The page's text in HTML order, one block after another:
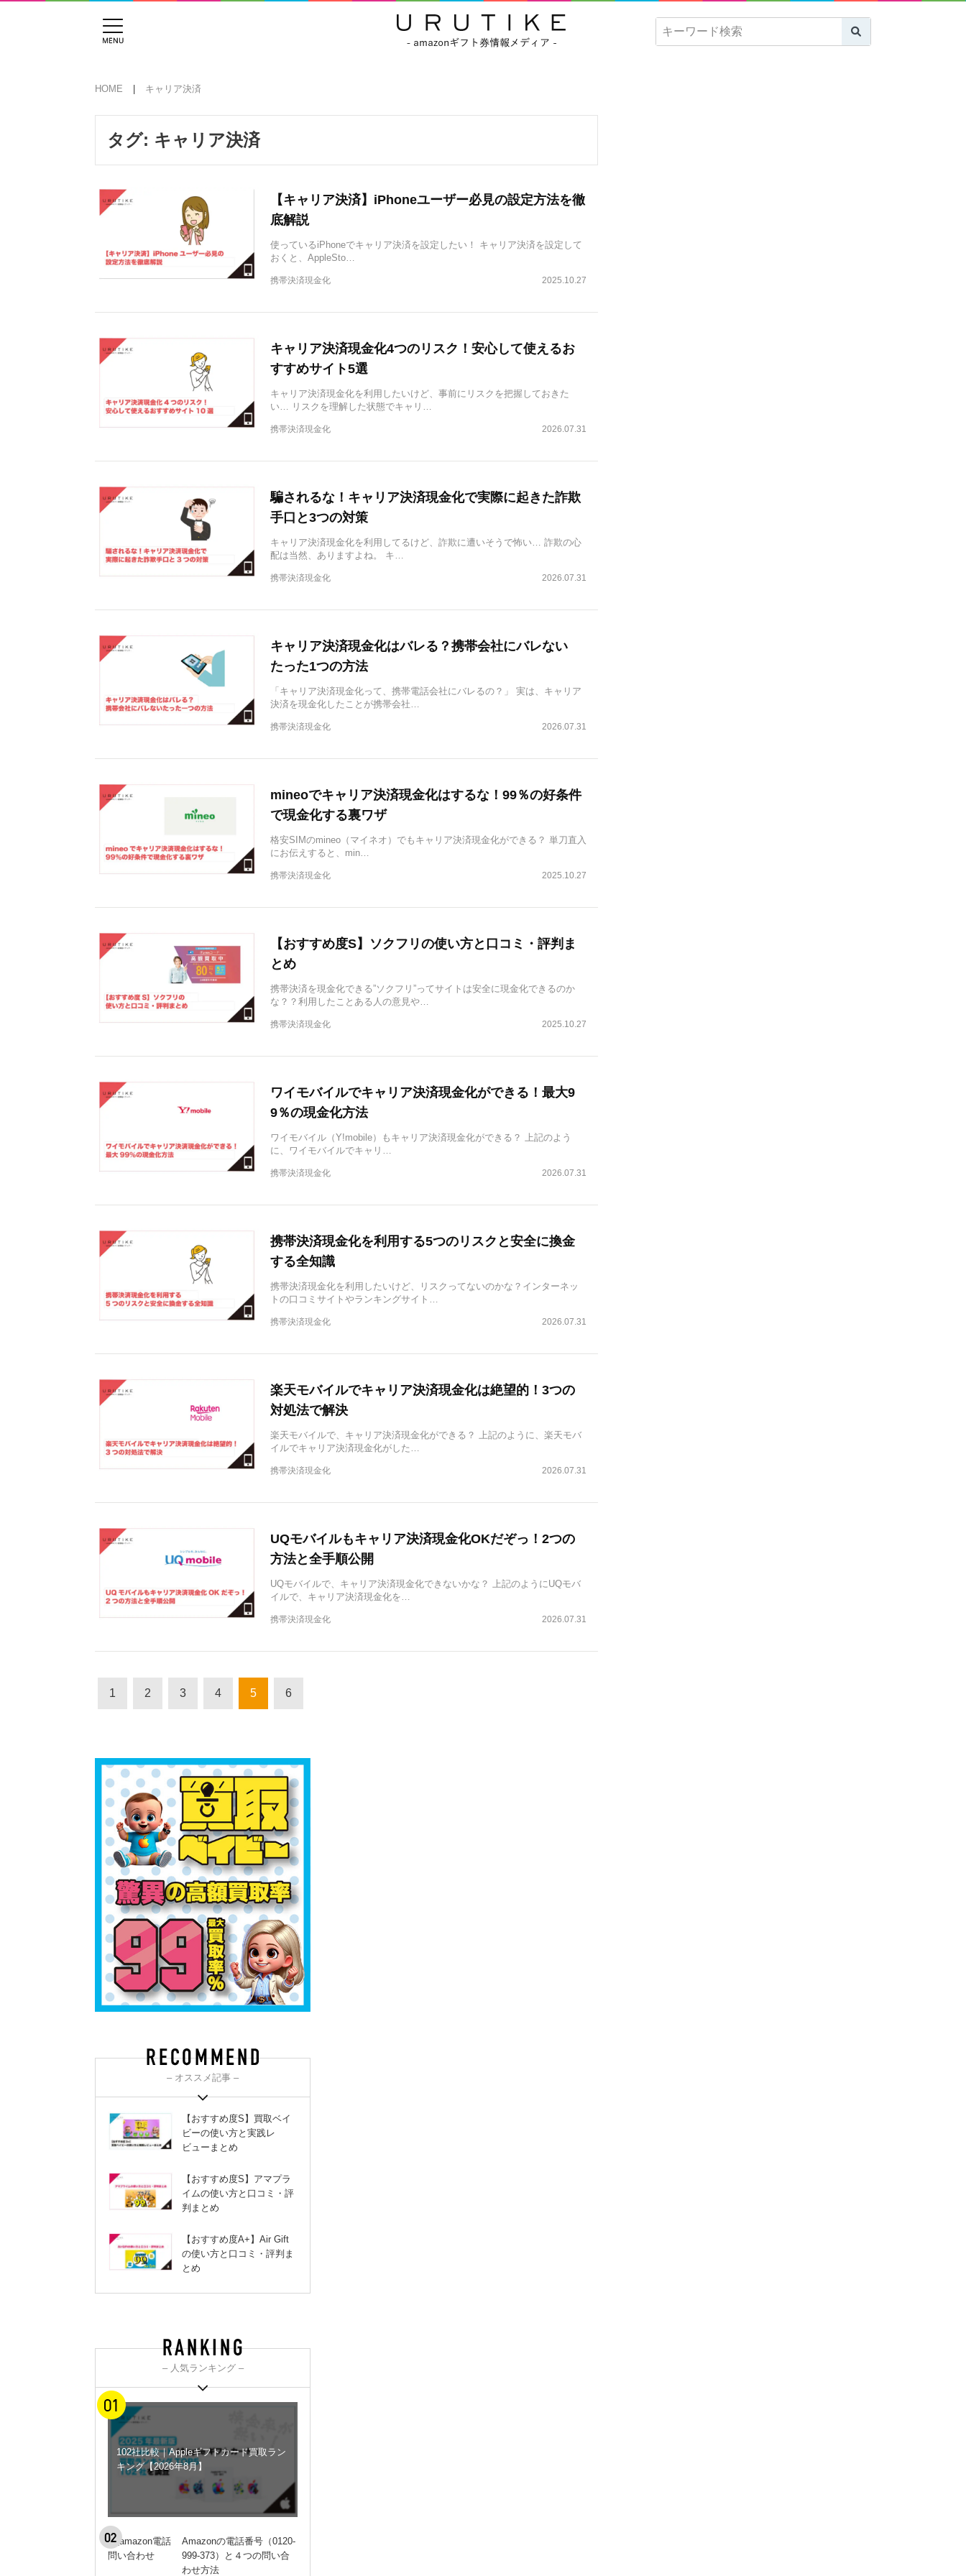
HOME キャリア決済
タグ: キャリア決済
【キャリア決済】iPhoneユーザー必見の設定方法を徹
底解説
使っているiPhoneでキャリア決済を設定したい！ キャリア決済を設定して
おくと、AppleSto…
2025.10.27
携帯決済現金化
キャリア決済現金化4つのリスク！安心して使えるお
すすめサイト5選
キャリア決済現金化を利用したいけど、事前にリスクを把握しておきた
い… リスクを理解した状態でキャリ…
2026.07.31
携帯決済現金化
騙されるな！キャリア決済現金化で実際に起きた詐欺
手口と3つの対策
キャリア決済現金化を利用してるけど、詐欺に遭いそうで怖い… 詐欺の心
配は当然、ありますよね。 キ…
2026.07.31
携帯決済現金化
キャリア決済現金化はバレる？携帯会社にバレない
たった1つの方法
「キャリア決済現金化って、携帯電話会社にバレるの？」 実は、キャリア
決済を現金化したことが携帯会社…
2026.07.31
携帯決済現金化
mineoでキャリア決済現金化はするな！99％の好条件
で現金化する裏ワザ
格安SIMのmineo（マイネオ）でもキャリア決済現金化ができる？ 単刀直入
にお伝えすると、min…
2025.10.27
携帯決済現金化
【おすすめ度S】ソクフリの使い方と口コミ・評判ま
とめ
携帯決済を現金化できる”ソクフリ”ってサイトは安全に現金化できるのか
な？？利用したことある人の意見や…
2025.10.27
携帯決済現金化
ワイモバイルでキャリア決済現金化ができる！最大9
9％の現金化方法
ワイモバイル（Y!mobile）もキャリア決済現金化ができる？ 上記のよう
に、ワイモバイルでキャリ…
2026.07.31
携帯決済現金化
携帯決済現金化を利用する5つのリスクと安全に換金
する全知識
携帯決済現金化を利用したいけど、リスクってないのかな？インターネッ
トの口コミサイトやランキングサイト…
2026.07.31
携帯決済現金化
楽天モバイルでキャリア決済現金化は絶望的！3つの
対処法で解決
楽天モバイルで、キャリア決済現金化ができる？ 上記のように、楽天モバ
イルでキャリア決済現金化がした…
2026.07.31
携帯決済現金化
UQモバイルもキャリア決済現金化OKだぞっ！2つの
方法と全手順公開
UQモバイルで、キャリア決済現金化できないかな？ 上記のようにUQモバ
イルで、キャリア決済現金化を…
2026.07.31
携帯決済現金化
1 2 3 4 5 6
– オススメ記事 –
【おすすめ度S】買取ベイ
ビーの使い方と実践レ
ビューまとめ
【おすすめ度S】アマプラ
イムの使い方と口コミ・評
判まとめ
【おすすめ度A+】Air Gift
の使い方と口コミ・評判ま
とめ
– 人気ランキング –
102社比較｜Appleギフトカード買取ラン
キング【2026年8月】
Amazonの電話番号（0120-
999-373）と４つの問い合
わせ方法